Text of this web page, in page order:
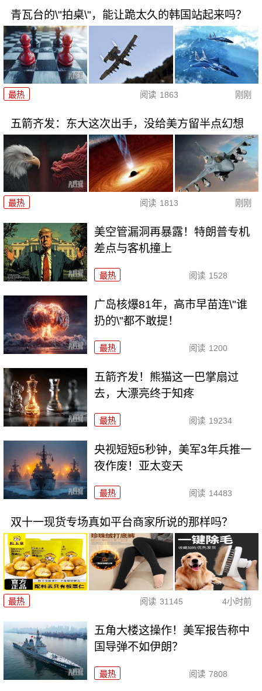
青瓦台的\"拍桌\"，能让跪太久的韩国站起来吗？
最热 阅读 1863 刚刚
五箭齐发：东大这次出手，没给美方留半点幻想
最热 阅读 1813 刚刚
美空管漏洞再暴露！特朗普专机
差点与客机撞上
最热 阅读 1528
广岛核爆81年，高市早苗连\"谁
扔的\"都不敢提！
最热 阅读 1200
五箭齐发！熊猫这一巴掌扇过
去，大漂亮终于知疼
最热 阅读 19234
央视短短5秒钟，美军3年兵推一
夜作废！亚太变天
最热 阅读 14483
双十一现货专场真如平台商家所说的那样吗？
最热 阅读 31145 4小时前
五角大楼这操作！美军报告称中
国导弹不如伊朗？
最热 阅读 7808